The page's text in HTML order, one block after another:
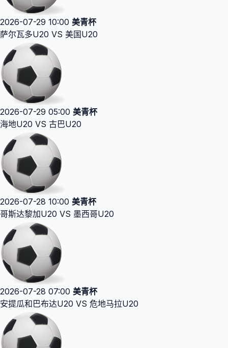
2026-07-29 10:00 美青杯
萨尔瓦多U20 VS 美国U20
2026-07-29 05:00 美青杯
海地U20 VS 古巴U20
2026-07-28 10:00 美青杯
哥斯达黎加U20 VS 墨西哥U20
2026-07-28 07:00 美青杯
安提瓜和巴布达U20 VS 危地马拉U20